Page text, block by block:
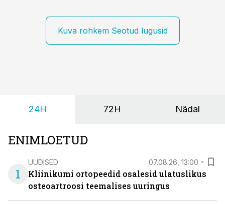
viiruslik ning sellega kaasneb sageli oksendamine ja
kehatemperatuuri tõus.Kuva rohkem Seotud lugusid
24H 72H Nädal
ENIMLOETUD
1
UUDISED 07.08.26, 13:00
Kliinikumi ortopeedid osalesid ulatuslikus
osteoartroosi teemalises uuringus